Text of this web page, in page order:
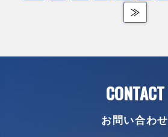
≫
CONTACT
お問い合わせ